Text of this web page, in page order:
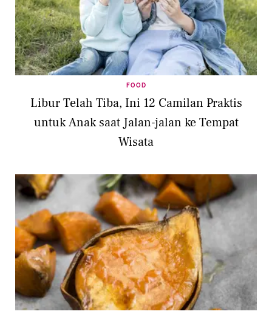
FOOD
Libur Telah Tiba, Ini 12 Camilan Praktis
untuk Anak saat Jalan-jalan ke Tempat
Wisata